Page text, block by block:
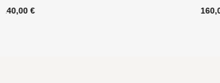
160,00 €